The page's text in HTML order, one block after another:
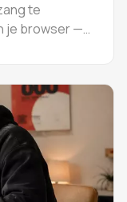
te
je browser —